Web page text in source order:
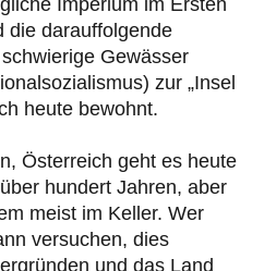
Imperium im Ersten
die darauffolgende
Gewässer
zur „Insel
heute bewohnt.
Österreich geht es heute
hundert Jahren, aber
meist im Keller. Wer
versuchen, dies
und das Land